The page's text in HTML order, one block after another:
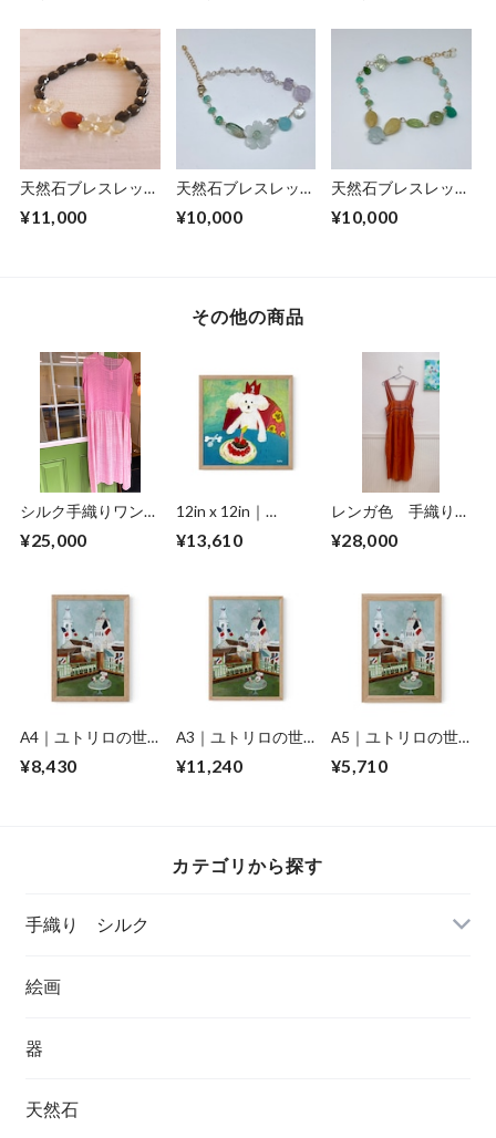
天然石ブレスレッ
進・・
¥11,000
天然石ブレスレッ
¥10,000
天然石ブレスレッ
¥10,000
その他の商品
シルク手織りワンピ
¥25,000
12in x 12in｜
one（フレームあ
¥13,610
レンガ色 手織りワ
¥28,000
A4｜ユトリロの世
sussu sumire
¥8,430
A3｜ユトリロの世
sussu sumire
¥11,240
A5｜ユトリロの世
sussu sumire
¥5,710
カテゴリから探す
手織り シルク
絵画
器
天然石